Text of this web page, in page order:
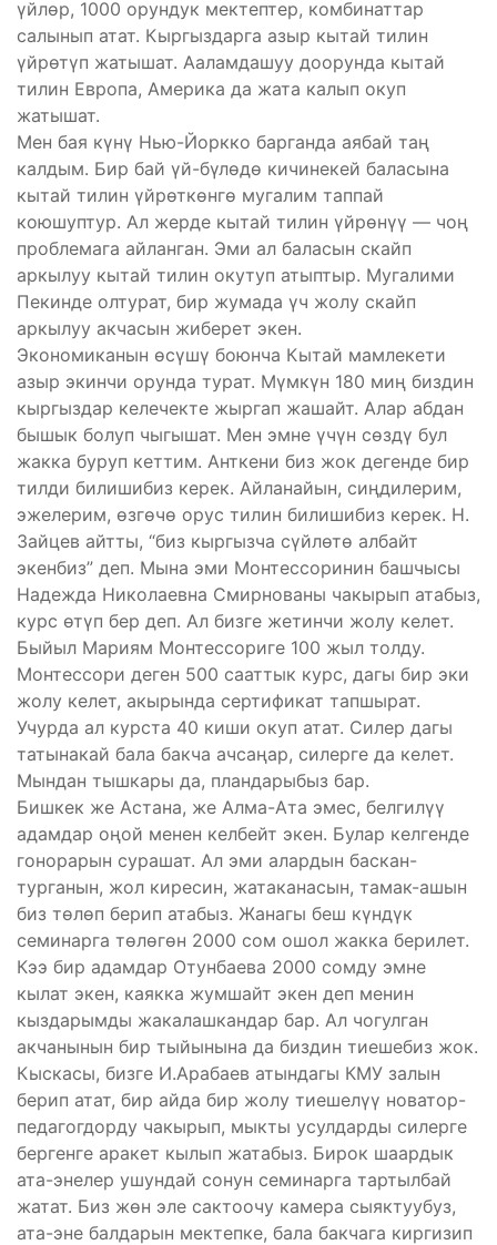
үйлөр, 1000 орундук мектептер, комбинаттар
салынып атат. Кыргыздарга азыр кытай тилин
үйрөтүп жатышат. Ааламдашуу доорунда кытай
тилин Европа, Америка да жата калып окуп
жатышат.
Мен бая күнү Нью-Йоркко барганда аябай таң
калдым. Бир бай үй-бүлөдө кичинекей баласына
кытай тилин үйрөткөнгө мугалим таппай
коюшуптур. Ал жерде кытай тилин үйрөнүү — чоң
проблемага айланган. Эми ал баласын скайп
аркылуу кытай тилин окутуп атыптыр. Мугалими
Пекинде олтурат, бир жумада үч жолу скайп
аркылуу акчасын жиберет экен.
Экономиканын өсүшү боюнча Кытай мамлекети
азыр экинчи орунда турат. Мүмкүн 180 миң биздин
кыргыздар келечекте жыргап жашайт. Алар абдан
бышык болуп чыгышат. Мен эмне үчүн сөздү бул
жакка буруп кеттим. Анткени биз жок дегенде бир
тилди билишибиз керек. Айланайын, сиңдилерим,
эжелерим, өзгөчө орус тилин билишибиз керек. Н.
Зайцев айтты, “биз кыргызча сүйлөтө албайт
экенбиз” деп. Мына эми Монтессоринин башчысы
Надежда Николаевна Смирнованы чакырып атабыз,
курс өтүп бер деп. Ал бизге жетинчи жолу келет.
Быйыл Мариям Монтессориге 100 жыл толду.
Монтессори деген 500 сааттык курс, дагы бир эки
жолу келет, акырында сертификат тапшырат.
Учурда ал курста 40 киши окуп атат. Силер дагы
татынакай бала бакча ачсаңар, силерге да келет.
Мындан тышкары да, пландарыбыз бар.
Бишкек же Астана, же Алма-Ата эмес, белгилүү
адамдар оңой менен келбейт экен. Булар келгенде
гонорарын сурашат. Ал эми алардын баскан-
турганын, жол киресин, жатаканасын, тамак-ашын
биз төлөп берип атабыз. Жанагы беш күндүк
семинарга төлөгөн 2000 сом ошол жакка берилет.
Кээ бир адамдар Отунбаева 2000 сомду эмне
кылат экен, каякка жумшайт экен деп менин
кыздарымды жакалашкандар бар. Ал чогулган
акчанынын бир тыйынына да биздин тиешебиз жок.
Кыскасы, бизге И.Арабаев атындагы КМУ залын
берип атат, бир айда бир жолу тиешелүү новатор-
педагогдорду чакырып, мыкты усулдарды силерге
бергенге аракет кылып жатабыз. Бирок шаардык
ата-энелер ушундай сонун семинарга тартылбай
жатат. Биз жөн эле сактоочу камера сыяктуубуз,
ата-эне балдарын мектепке, бала бакчага киргизип